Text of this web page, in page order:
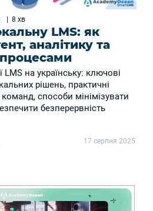
8 хв
LMS: як
аналітику та
LMS на українську: ключові
рішень, практичні
способи мінімізувати
безперервність
17 серпня 2025